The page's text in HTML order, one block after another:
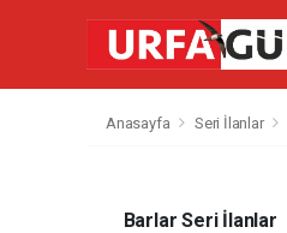
Anasayfa Seri İlanlar
Barlar Seri İlanlar